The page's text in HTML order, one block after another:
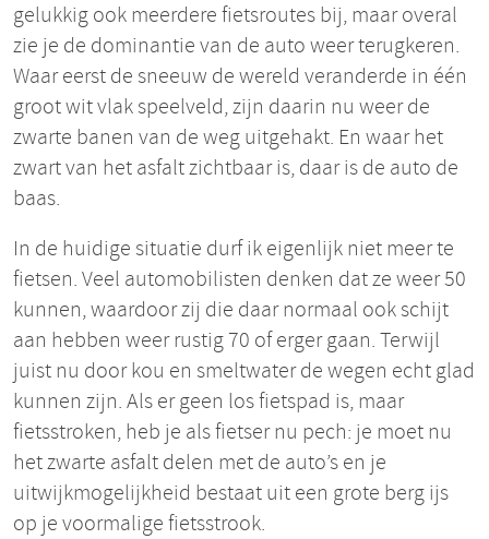
gelukkig ook meerdere fietsroutes bij, maar overal
zie je de dominantie van de auto weer terugkeren.
Waar eerst de sneeuw de wereld veranderde in één
groot wit vlak speelveld, zijn daarin nu weer de
zwarte banen van de weg uitgehakt. En waar het
zwart van het asfalt zichtbaar is, daar is de auto de
baas.
In de huidige situatie durf ik eigenlijk niet meer te
fietsen. Veel automobilisten denken dat ze weer 50
kunnen, waardoor zij die daar normaal ook schijt
aan hebben weer rustig 70 of erger gaan. Terwijl
juist nu door kou en smeltwater de wegen echt glad
kunnen zijn. Als er geen los fietspad is, maar
fietsstroken, heb je als fietser nu pech: je moet nu
het zwarte asfalt delen met de auto’s en je
uitwijkmogelijkheid bestaat uit een grote berg ijs
op je voormalige fietsstrook.